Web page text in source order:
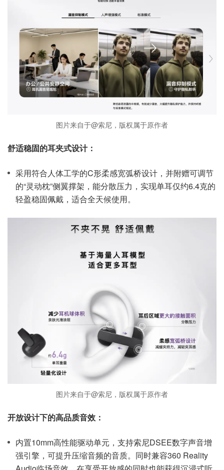
图片来自于@索尼，版权属于原作者
舒适稳固的耳夹式设计：
采用符合人体工学的C形柔感宽弧桥设计，并附赠可调节
的“灵动枕”侧翼撑架，能分散压力，实现单耳仅约6.4克的
轻盈稳固佩戴，适合全天候使用。
图片来自于@索尼，版权属于原作者
开放设计下的高品质音效：
内置10mm高性能驱动单元，支持索尼DSEE数字声音增
强引擎，可提升压缩音频的音质。同时兼容360 Reality